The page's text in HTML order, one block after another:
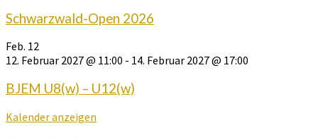
Schwarzwald-Open 2026
Feb. 12
12. Februar 2027 @ 11:00 - 14. Februar 2027 @ 17:00
BJEM U8(w) – U12(w)
Kalender anzeigen